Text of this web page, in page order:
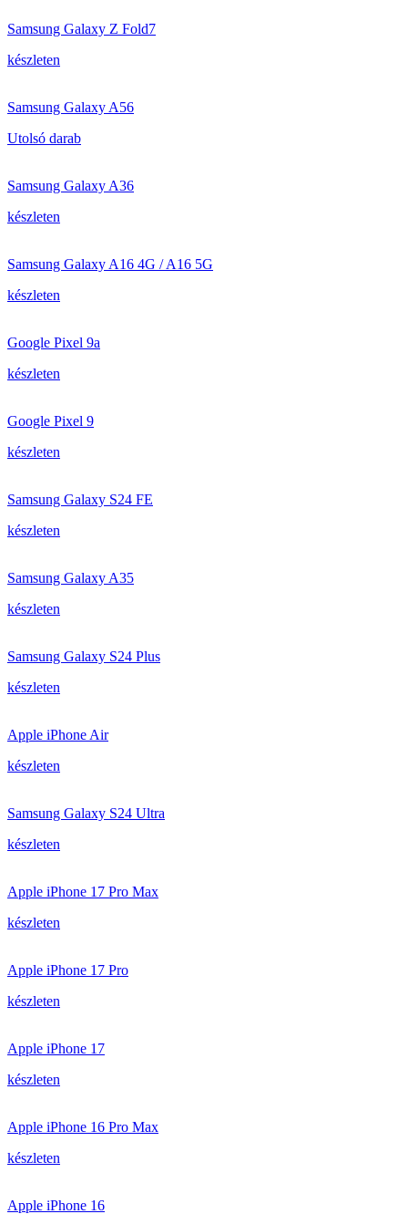
Samsung Galaxy Z Fold7
készleten
Samsung Galaxy A56
Utolsó darab
Samsung Galaxy A36
készleten
Samsung Galaxy A16 4G / A16 5G
készleten
Google Pixel 9a
készleten
Google Pixel 9
készleten
Samsung Galaxy S24 FE
készleten
Samsung Galaxy A35
készleten
Samsung Galaxy S24 Plus
készleten
Apple iPhone Air
készleten
Samsung Galaxy S24 Ultra
készleten
Apple iPhone 17 Pro Max
készleten
Apple iPhone 17 Pro
készleten
Apple iPhone 17
készleten
Apple iPhone 16 Pro Max
készleten
Apple iPhone 16